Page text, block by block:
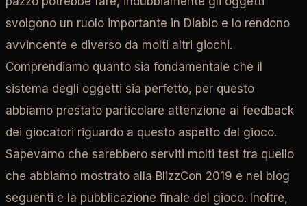
svolgono un ruolo importante in Diablo e lo rendono
avvincente e diverso da molti altri giochi.
Comprendiamo quanto sia fondamentale che il
sistema degli oggetti sia perfetto, per questo
abbiamo prestato particolare attenzione ai feedback
dei giocatori riguardo a questo aspetto del gioco.
Sapevamo che sarebbero serviti molti test tra quello
che abbiamo mostrato alla BlizzCon 2019 e nei blog
seguenti e la pubblicazione finale del gioco. Inoltre,